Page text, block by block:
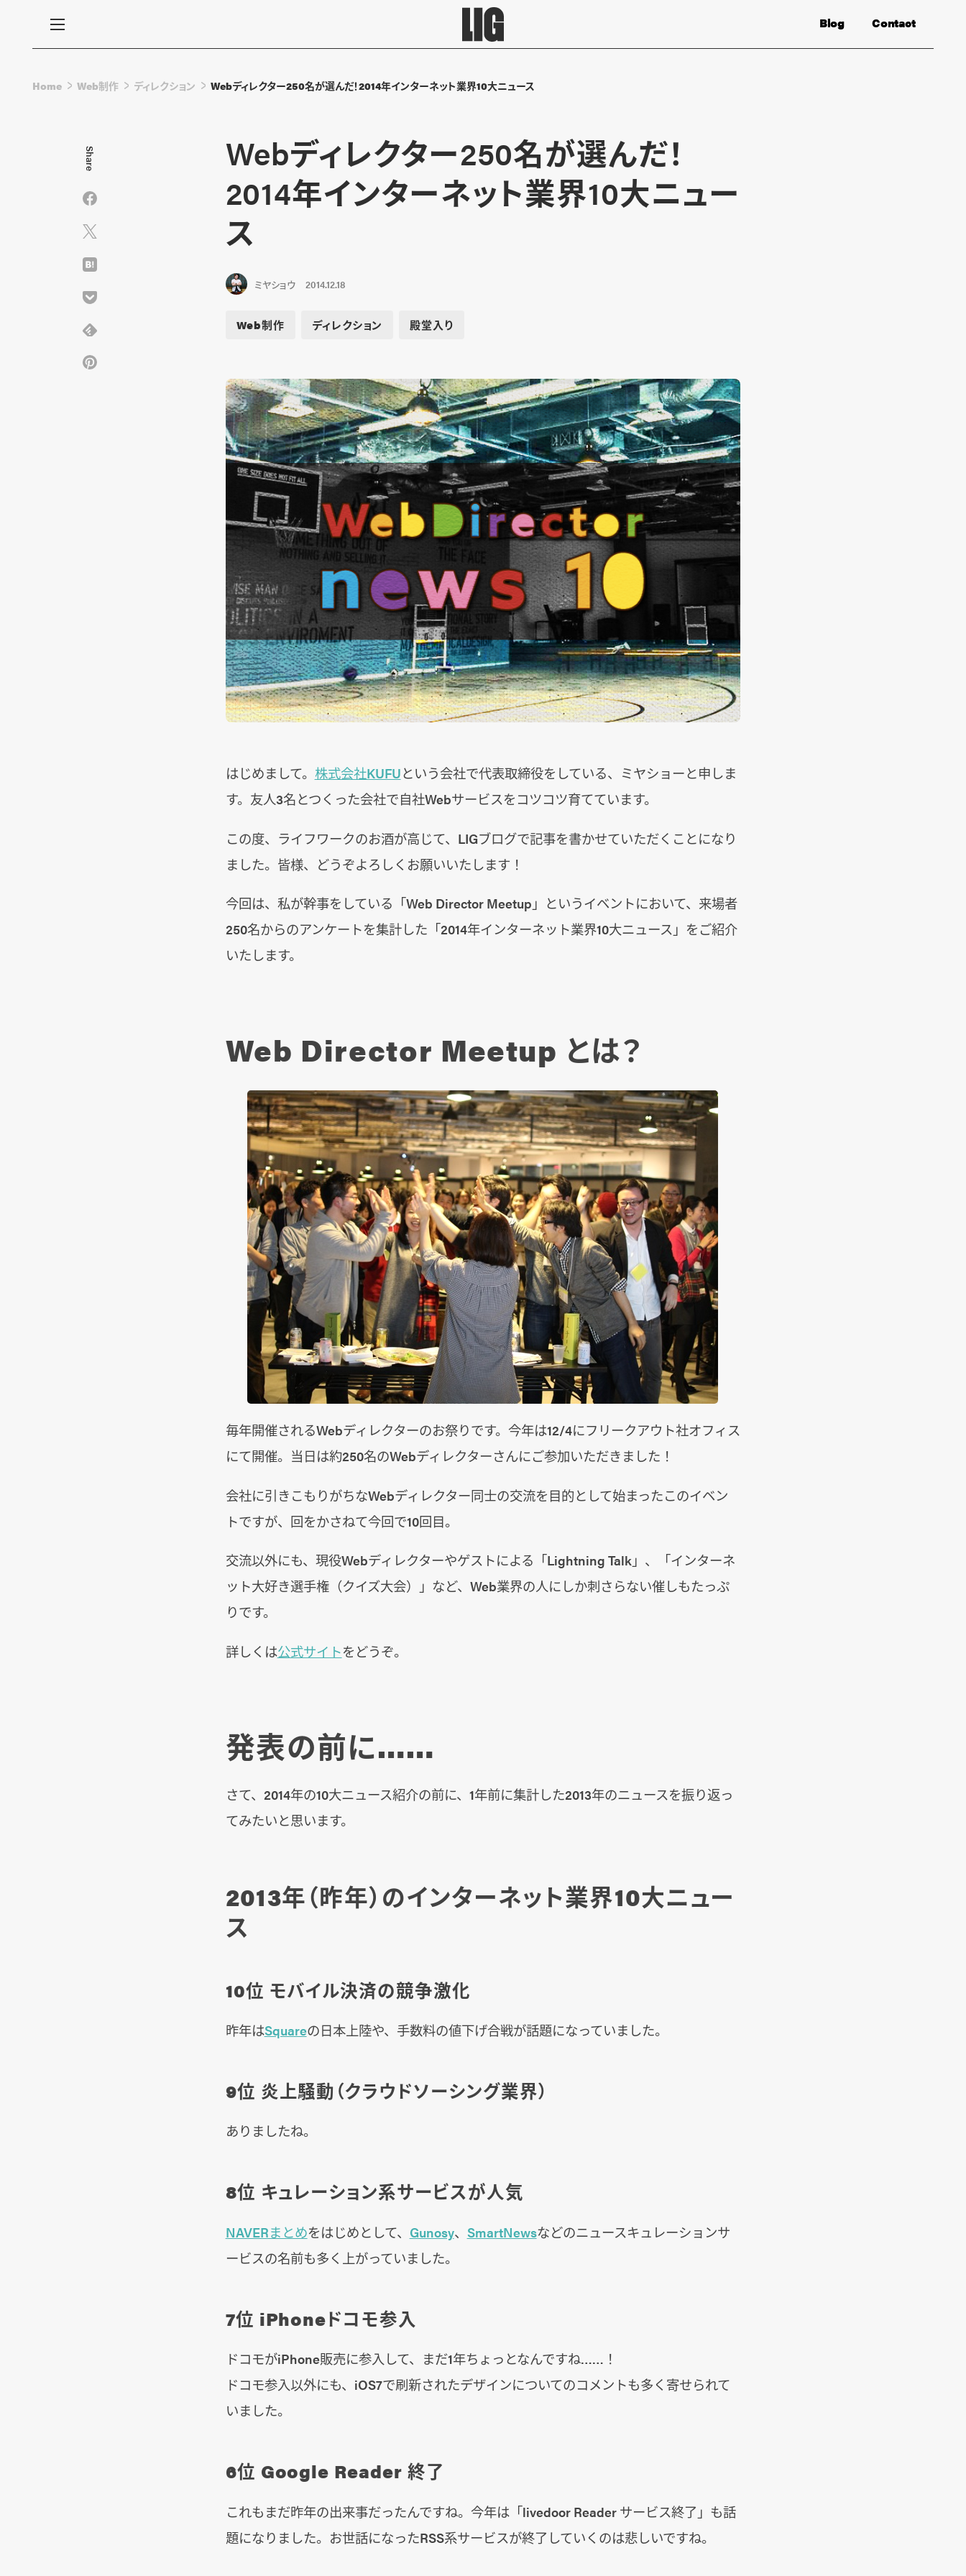
Contact
Blog
Home Web制作 ディレクション Webディレクター250名が選んだ！2014年インターネット業界10大ニュース
Webディレクター250名が選んだ！
2014年インターネット業界10大ニュー
ス
ミヤショウ 2014.12.18
Web制作 ディレクション 殿堂入り
はじめまして。 株式会社KUFUという会社で代表取締役をしている、ミヤショーと申しま
す。友人3名とつくった会社で自社Webサービスをコツコツ育てています。
この度、ライフワークのお酒が高じて、LIGブログで記事を書かせていただくことになり
ました。皆様、どうぞよろしくお願いいたします！
今回は、私が幹事をしている「Web Director Meetup」というイベントにおいて、来場者
250名からのアンケートを集計した「2014年インターネット業界10大ニュース」をご紹介
いたします。
Web Director Meetup とは？
毎年開催されるWebディレクターのお祭りです。今年は12/4にフリークアウト社オフィス
にて開催。当日は約250名のWebディレクターさんにご参加いただきました！
会社に引きこもりがちなWebディレクター同士の交流を目的として始まったこのイベン
トですが、回をかさねて今回で10回目。
交流以外にも、現役Webディレクターやゲストによる「Lightning Talk」、「インターネ
ット大好き選手権（クイズ大会）」など、Web業界の人にしか刺さらない催しもたっぷ
りです。
詳しくは公式サイトをどうぞ。
発表の前に……
さて、2014年の10大ニュース紹介の前に、1年前に集計した2013年のニュースを振り返っ
てみたいと思います。
2013年（昨年）のインターネット業界10大ニュー
ス
10位 モバイル決済の競争激化
昨年はSquareの日本上陸や、手数料の値下げ合戦が話題になっていました。
9位 炎上騒動（クラウドソーシング業界）
ありましたね。
8位 キュレーション系サービスが人気
NAVERまとめをはじめとして、 Gunosy、 SmartNewsなどのニュースキュレーションサ
ービスの名前も多く上がっていました。
7位 iPhoneドコモ参入
ドコモがiPhone販売に参入して、まだ1年ちょっとなんですね……！
ドコモ参入以外にも、iOS7で刷新されたデザインについてのコメントも多く寄せられて
いました。
6位 Google Reader 終了
これもまだ昨年の出来事だったんですね。今年は「livedoor Reader サービス終了」も話
題になりました。お世話になったRSS系サービスが終了していくのは悲しいですね。
Share